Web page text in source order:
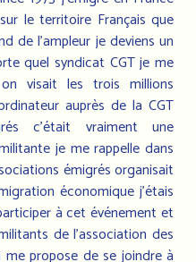
le territoire Français que
de l'ampleur je deviens un
quel syndicat CGT je me
visait les trois millions
auprès de la CGT
c’était vraiment une
je me rappelle dans
émigrés organisait
économique j’étais
à cet événement et
de l’association des
propose de se joindre à